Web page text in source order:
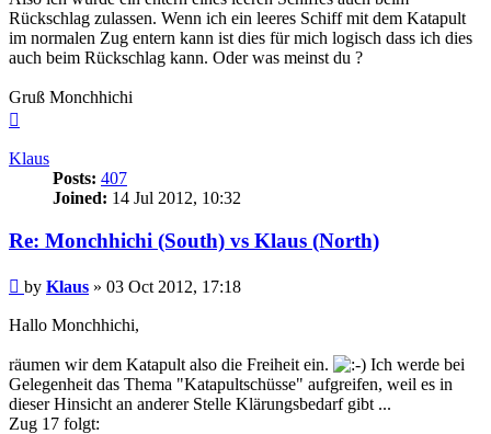
Rückschlag zulassen. Wenn ich ein leeres Schiff mit dem Katapult
im normalen Zug entern kann ist dies für mich logisch dass ich dies
auch beim Rückschlag kann. Oder was meinst du ?
Gruß Monchhichi
Klaus
Posts: 407
Joined: 14 Jul 2012, 10:32
Re: Monchhichi (South) vs Klaus (North)
Post
by Klaus » 03 Oct 2012, 17:18
Hallo Monchhichi,
räumen wir dem Katapult also die Freiheit ein.
Ich werde bei
Gelegenheit das Thema "Katapultschüsse" aufgreifen, weil es in
dieser Hinsicht an anderer Stelle Klärungsbedarf gibt ...
Zug 17 folgt: